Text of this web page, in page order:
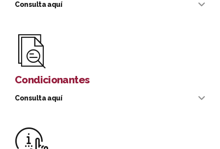
Consulta aquí
Descargar formato
Condicionantes
Consulta aquí
Ventanilla Única de Permisos de Construcción
Simplificada, VUPCS, aplicará para las siguientes obras: